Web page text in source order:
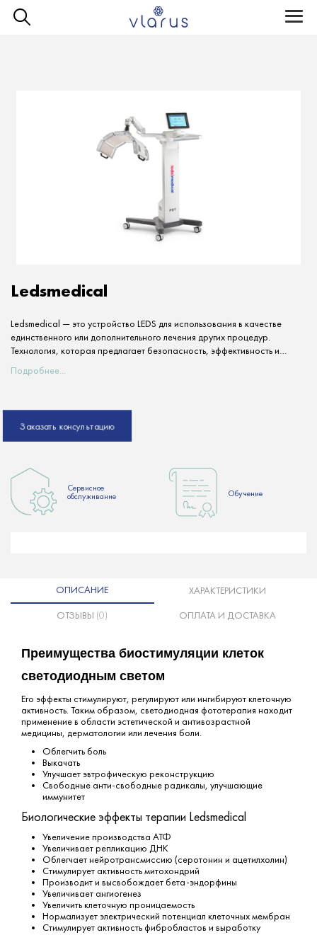
Toggle
Vlarus
Ledsmedical
Ledsmedical — это устройство LEDS для использования в качестве
единственного или дополнительного лечения других процедур.
Технология, которая предлагает безопасность, эффективность и
прибыльность. Он излучает красный, желтый, синий и зеленый свет с
заданной длиной волны в установленном оптимальном диапазоне для
Подробнее...
Заказать консультацию
Сервисное
обслуживание
Обучение
ОПИСАНИЕ ХАРАКТЕРИСТИКИ
ОТЗЫВЫ (0) ОПЛАТА И ДОСТАВКА
Преимущества биостимуляции клеток
светодиодным светом
Его эффекты стимулируют, регулируют или ингибируют клеточную
активность.Таким образом, светодиодная фототерапия находит
применение в области эстетической и антивозрастной
медицины, дерматологии или лечения боли.
Облегчить боль
Выкачать
Улучшает эвтрофическую реконструкцию
Свободные анти-свободные радикалы, улучшающие
иммунитет
Биологические эффекты терапии Ledsmedical
Увеличение производства АТФ
Увеличивает репликацию ДНК
Облегчает нейротрансмиссию (серотонин и ацетилхолин)
Стимулирует активность митохондрий
Производит и высвобождает бета-эндорфины
Увеличивает ангиогенез
Увеличить клеточную проницаемость
Нормализует электрический потенциал клеточных мембран
Стимулирует активность фибробластов и выработку